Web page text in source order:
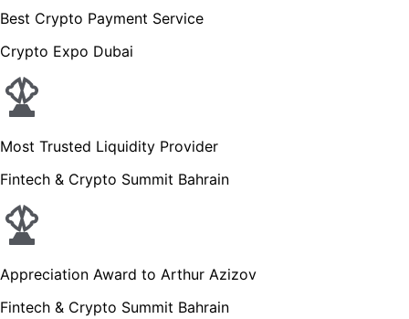
Best Crypto Payment Service
Crypto Expo Dubai
Most Trusted Liquidity Provider
Fintech & Crypto Summit Bahrain
Appreciation Award to Arthur Azizov
Fintech & Crypto Summit Bahrain